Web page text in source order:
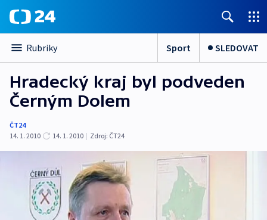
Rubriky Sport SLEDOVAT
Hradecký kraj byl podveden
Černým Dolem
ČT24
14. 1. 2010
14. 1. 2010 | Zdroj: ČT24